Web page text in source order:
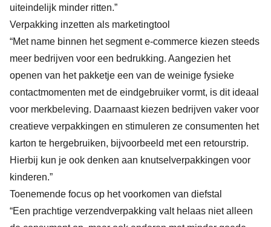
uiteindelijk minder ritten.”
Verpakking inzetten als marketingtool
“Met name binnen het segment e-commerce kiezen steeds
meer bedrijven voor een bedrukking. Aangezien het
openen van het pakketje een van de weinige fysieke
contactmomenten met de eindgebruiker vormt, is dit ideaal
voor merkbeleving. Daarnaast kiezen bedrijven vaker voor
creatieve verpakkingen en stimuleren ze consumenten het
karton te hergebruiken, bijvoorbeeld met een retourstrip.
Hierbij kun je ook denken aan knutselverpakkingen voor
kinderen.”
Toenemende focus op het voorkomen van diefstal
“Een prachtige verzendverpakking valt helaas niet alleen